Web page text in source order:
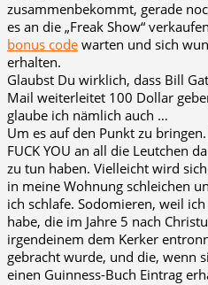
zusammenbekommt, gerade
es an die „Freak Show“
bonus code warten und sich
erhalten.
Glaubst Du wirklich, dass Bill
Mail weiterleitet 100 Dollar
glaube ich nämlich auch …
Um es auf den Punkt zu
FUCK YOU an all die Leutchen
zu tun haben. Vielleicht wird
in meine Wohnung schleichen
ich schlafe. Sodomieren, weil
habe, die im Jahre 5 nach
irgendeinem dem Kerker
gebracht wurde, und die, wenn
einen Guinness-Buch Eintrag